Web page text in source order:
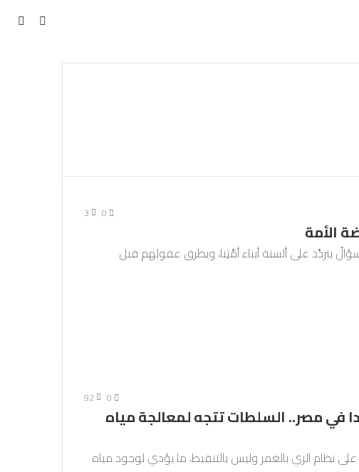
مقال
0
3
الأمة
يتردَّد على ألسنة أبناء أمَّتِنا، ويطرق عقولهم قبل
0
92
في مصر.. السلطات تتجه لمعالجة مياه
نظام الري بالغمر وليس بالتنقيط، ما يؤدي لوجود مياه